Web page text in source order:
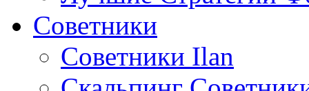
Советники
Советники Ilan